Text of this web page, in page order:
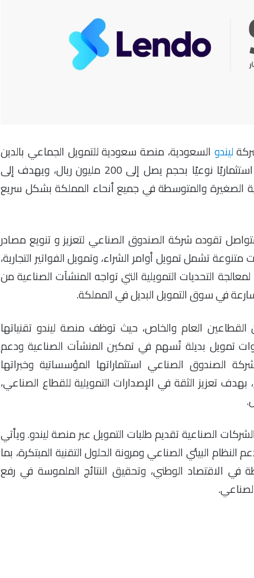
ليندو السعودية، منصة سعودية للتمويل الجماعي بالدين
المتوافق مع الشريعة الإسلامية، يطلقان برنامجًا استثماريًا نوعيًا بحجم يصل إلى 200 مليون ريال، ويهدف إلى
الصغيرة والمتوسطة في جميع أنحاء المملكة بشكل سريع
تقوده شركة الصندوق الصناعي لتعزيز و تنويع مصادر
تشمل تمويل أوامر الشراء، وتمويل الفواتير التجارية،
التحديات التمويلية التي تواجه المنشآت الصناعية من
في سوق التمويل البديل في المملكة.
العام والخاص، حيث توظف منصة ليندو تقنياتها
تمويل بديلة تُسهم في تمكين المنشآت الصناعية ودعم
الصندوق الصناعي استثماراتها المؤسساتية وخبراتها
بهدف تعزيز الثقة في الإصدارات التمويلية للقطاع الصناعي،
الصناعية تقديم طلبات التمويل عبر منصة ليندو. ويأتي
البيئي الصناعي ومرونة الحلول التقنية المبتكرة، بما
الاقتصاد الوطني، وتحقيق النتائج الملموسة في رفع